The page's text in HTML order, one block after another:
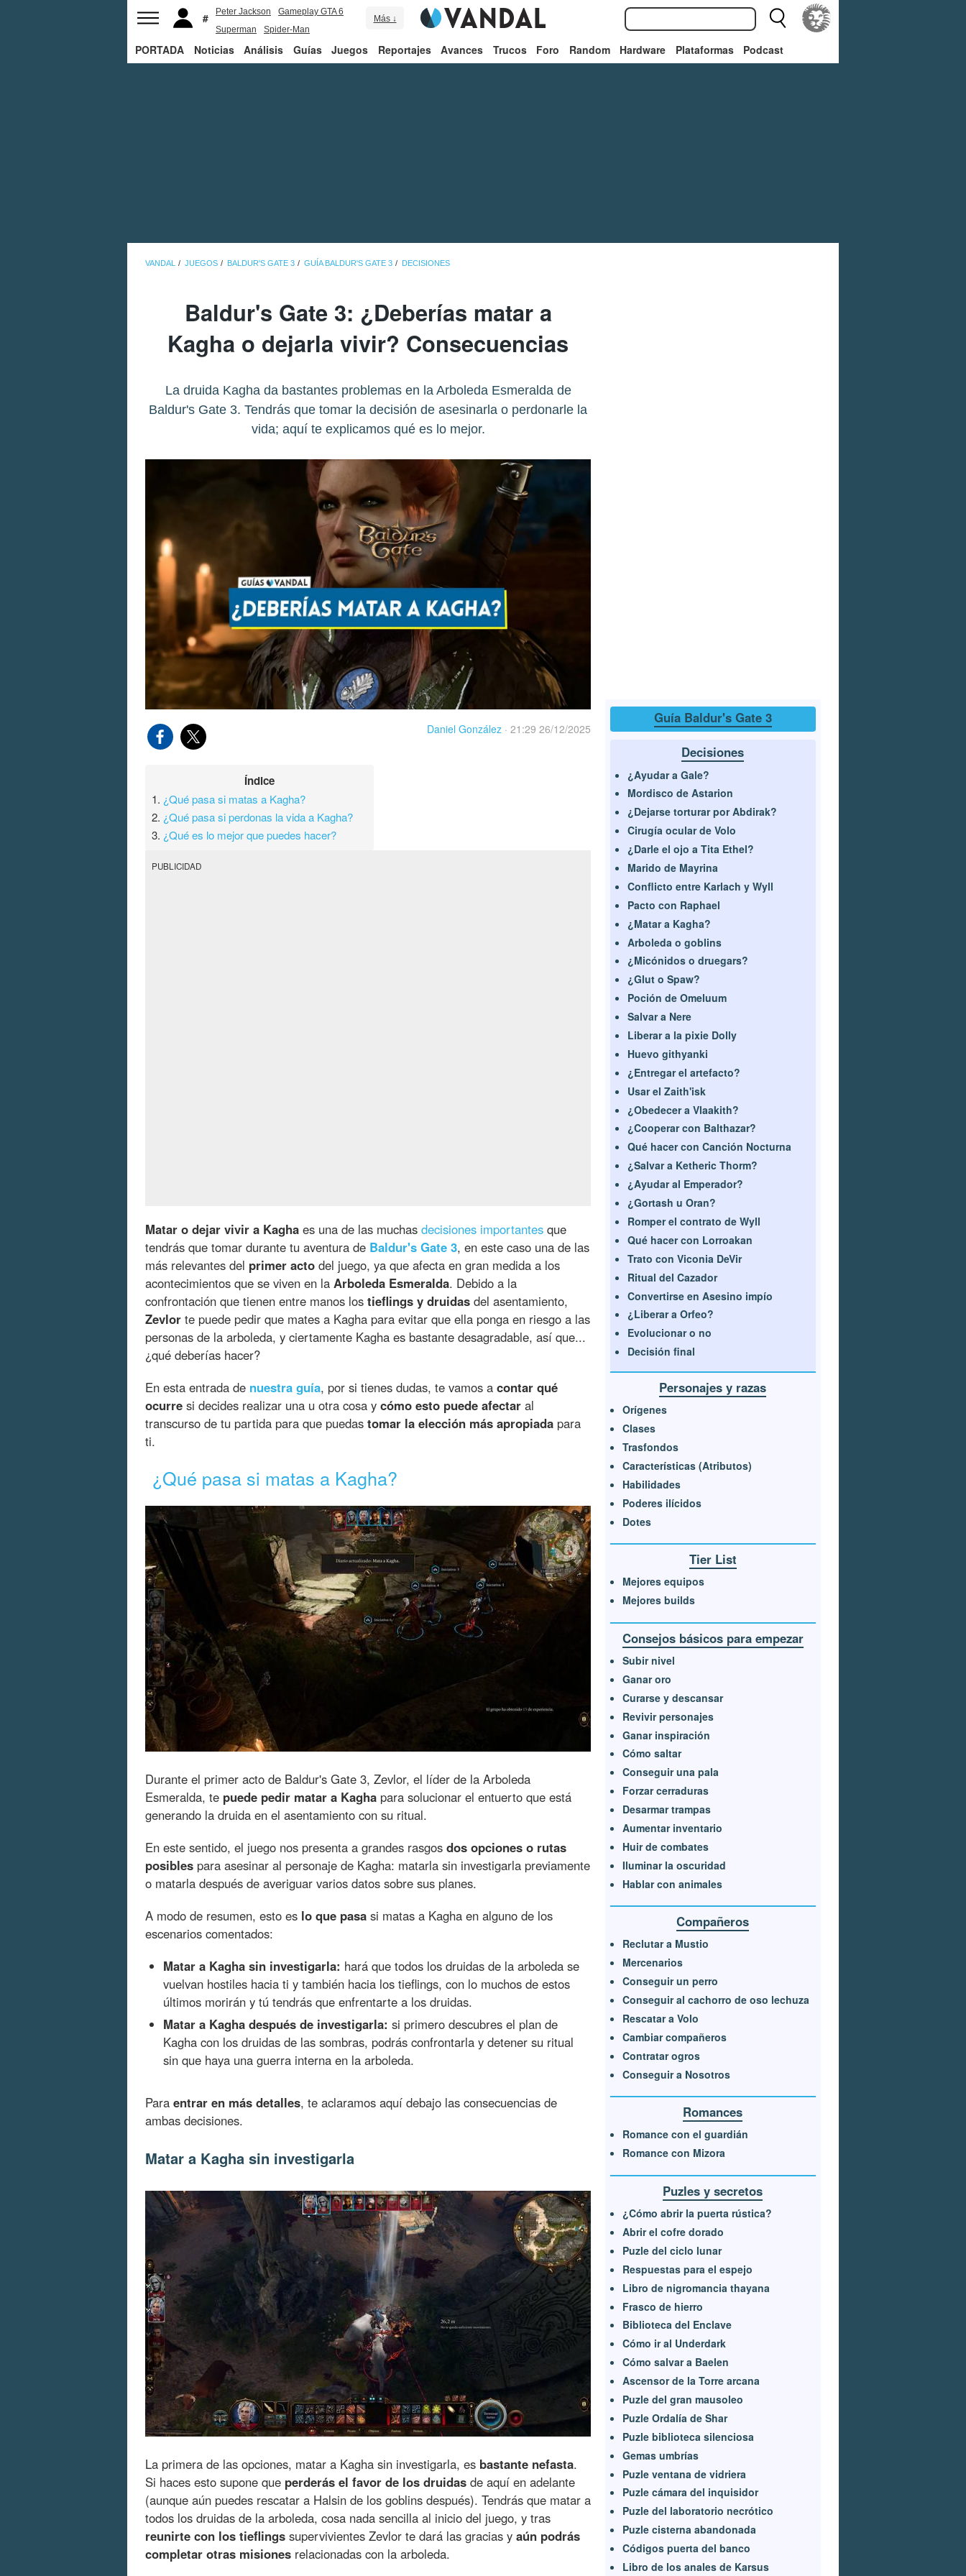
Peter Jackson
Gameplay GTA 6
Superman
Spider-Man
Más ↓
PORTADA Noticias Análisis Guías Juegos Reportajes Avances Trucos Foro Random Hardware Plataformas Podcast
VANDAL JUEGOS BALDUR'S GATE 3 GUÍA BALDUR'S GATE 3 DECISIONES
Baldur's Gate 3: ¿Deberías matar a
Kagha o dejarla vivir? Consecuencias
La druida Kagha da bastantes problemas en la Arboleda Esmeralda de
Baldur's Gate 3. Tendrás que tomar la decisión de asesinarla o perdonarle la
vida; aquí te explicamos qué es lo mejor.
Daniel González · 21:29 26/12/2025
Índice
1. ¿Qué pasa si matas a Kagha?
2. ¿Qué pasa si perdonas la vida a Kagha?
3. ¿Qué es lo mejor que puedes hacer?
PUBLICIDAD
Matar o dejar vivir a Kagha es una de las muchas decisiones importantes que
tendrás que tomar durante tu aventura de Baldur's Gate 3, en este caso una de las
más relevantes del primer acto del juego, ya que afecta en gran medida a los
acontecimientos que se viven en la Arboleda Esmeralda. Debido a la
confrontación que tienen entre manos los tieflings y druidas del asentamiento,
Zevlor te puede pedir que mates a Kagha para evitar que ella ponga en riesgo a las
personas de la arboleda, y ciertamente Kagha es bastante desagradable, así que...
¿qué deberías hacer?
En esta entrada de nuestra guía, por si tienes dudas, te vamos a contar qué
ocurre si decides realizar una u otra cosa y cómo esto puede afectar al
transcurso de tu partida para que puedas tomar la elección más apropiada para
ti.
¿Qué pasa si matas a Kagha?
Durante el primer acto de Baldur's Gate 3, Zevlor, el líder de la Arboleda
Esmeralda, te puede pedir matar a Kagha para solucionar el entuerto que está
generando la druida en el asentamiento con su ritual.
En este sentido, el juego nos presenta a grandes rasgos dos opciones o rutas
posibles para asesinar al personaje de Kagha: matarla sin investigarla previamente
o matarla después de averiguar varios datos sobre sus planes.
A modo de resumen, esto es lo que pasa si matas a Kagha en alguno de los
escenarios comentados:
Matar a Kagha sin investigarla: hará que todos los druidas de la arboleda se
vuelvan hostiles hacia ti y también hacia los tieflings, con lo muchos de estos
últimos morirán y tú tendrás que enfrentarte a los druidas.
Matar a Kagha después de investigarla: si primero descubres el plan de
Kagha con los druidas de las sombras, podrás confrontarla y detener su ritual
sin que haya una guerra interna en la arboleda.
Para entrar en más detalles, te aclaramos aquí debajo las consecuencias de
ambas decisiones.
Matar a Kagha sin investigarla
La primera de las opciones, matar a Kagha sin investigarla, es bastante nefasta.
Si haces esto supone que perderás el favor de los druidas de aquí en adelante
(aunque aún puedes rescatar a Halsin de los goblins después). Tendrás que matar a
todos los druidas de la arboleda, cosa nada sencilla al inicio del juego, y tras
reunirte con los tieflings supervivientes Zevlor te dará las gracias y aún podrás
completar otras misiones relacionadas con la arboleda.
Guía Baldur's Gate 3
Decisiones
¿Ayudar a Gale?
Mordisco de Astarion
¿Dejarse torturar por Abdirak?
Cirugía ocular de Volo
¿Darle el ojo a Tita Ethel?
Marido de Mayrina
Conflicto entre Karlach y Wyll
Pacto con Raphael
¿Matar a Kagha?
Arboleda o goblins
¿Micónidos o druegars?
¿Glut o Spaw?
Poción de Omeluum
Salvar a Nere
Liberar a la pixie Dolly
Huevo githyanki
¿Entregar el artefacto?
Usar el Zaith'isk
¿Obedecer a Vlaakith?
¿Cooperar con Balthazar?
Qué hacer con Canción Nocturna
¿Salvar a Ketheric Thorm?
¿Ayudar al Emperador?
¿Gortash u Oran?
Romper el contrato de Wyll
Qué hacer con Lorroakan
Trato con Viconia DeVir
Ritual del Cazador
Convertirse en Asesino impío
¿Liberar a Orfeo?
Evolucionar o no
Decisión final
Personajes y razas
Orígenes
Clases
Trasfondos
Características (Atributos)
Habilidades
Poderes ilícidos
Dotes
Tier List
Mejores equipos
Mejores builds
Consejos básicos para empezar
Subir nivel
Ganar oro
Curarse y descansar
Revivir personajes
Ganar inspiración
Cómo saltar
Conseguir una pala
Forzar cerraduras
Desarmar trampas
Aumentar inventario
Huir de combates
Iluminar la oscuridad
Hablar con animales
Compañeros
Reclutar a Mustio
Mercenarios
Conseguir un perro
Conseguir al cachorro de oso lechuza
Rescatar a Volo
Cambiar compañeros
Contratar ogros
Conseguir a Nosotros
Romances
Romance con el guardián
Romance con Mizora
Puzles y secretos
¿Cómo abrir la puerta rústica?
Abrir el cofre dorado
Puzle del ciclo lunar
Respuestas para el espejo
Libro de nigromancia thayana
Frasco de hierro
Biblioteca del Enclave
Cómo ir al Underdark
Cómo salvar a Baelen
Ascensor de la Torre arcana
Puzle del gran mausoleo
Puzle Ordalía de Shar
Puzle biblioteca silenciosa
Gemas umbrías
Puzle ventana de vidriera
Puzle cámara del inquisidor
Puzle del laboratorio necrótico
Puzle cisterna abandonada
Códigos puerta del banco
Libro de los anales de Karsus